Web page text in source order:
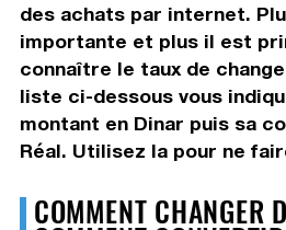
des achats par internet.
importante et plus il est
connaître le taux de
liste ci-dessous vous
montant en Dinar puis sa
Réal. Utilisez la pour ne
COMMENT CHANGER